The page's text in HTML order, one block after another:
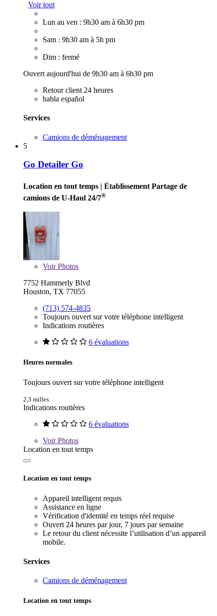
Voir tout
Lun au ven : 9h30 am à 6h30 pm
Sam : 9h30 am à 5h pm
Dim : fermé
Ouvert aujourd'hui de 9h30 am à 6h30 pm
Retour client 24 heures
habla español
Services
Camions de déménagement
5
Go Detailer Go
Location en tout temps | Établissement Partage de
camions de U-Haul 24/7®
VoirPhotos
7752 Hammerly Blvd
Houston, TX 77055
(713) 574-4835
Toujours ouvert sur votre téléphone intelligent
Indications routières
6 évaluations
Heures normales
Toujours ouvert sur votre téléphone intelligent
2,3 milles
Indications routières
6 évaluations
VoirPhotos
Location en tout temps
Location en tout temps
Appareil intelligent requis
Assistance en ligne
Vérification d'identité en temps réel requise
Ouvert 24 heures par jour, 7 jours par semaine
Le retour du client nécessite l’utilisation d’un appareil
mobile.
Services
Camions de déménagement
Location en tout temps